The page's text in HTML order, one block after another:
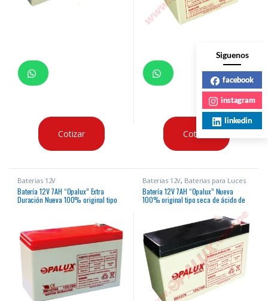
Cotizar Cotizar
Baterias 12V
Batería 12V 7AH “Opalux” Extra
Duración Nueva 100% original tipo
Baterias 12V, Baterias para Luces
de Emergencia
Batería 12V 7AH “Opalux” Nueva
100% original tipo seca de ácido de
Siguenos
facebook
instagram
linkedin